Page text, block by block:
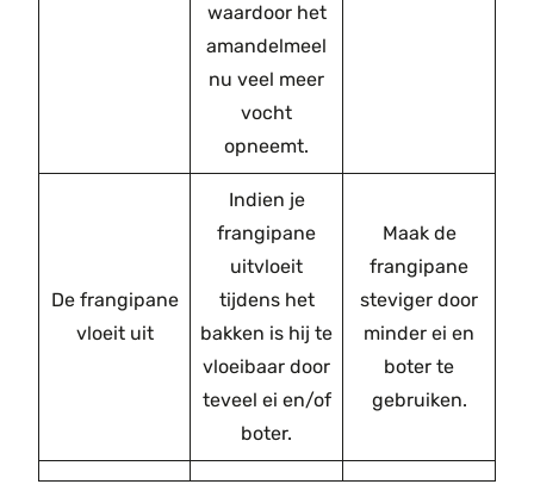
waardoor het
amandelmeel
nu veel meer
vocht
opneemt.
De frangipane
vloeit uit
Indien je
frangipane
uitvloeit
tijdens het
bakken is hij te
vloeibaar door
teveel ei en/of
boter.
Maak de
frangipane
steviger door
minder ei en
boter te
gebruiken.